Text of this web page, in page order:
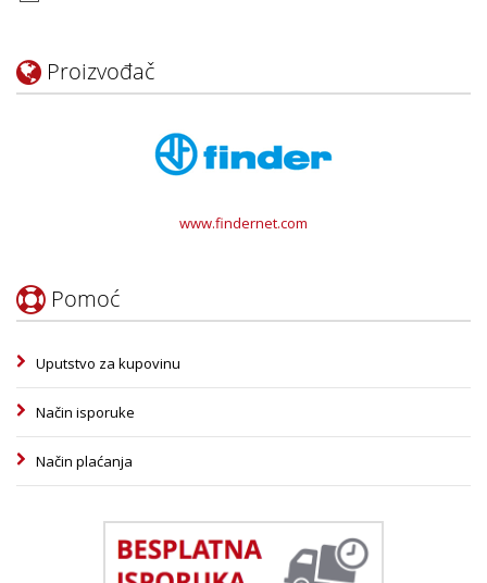
Proizvođač
www.findernet.com
Pomoć
Uputstvo za kupovinu
Način isporuke
Način plaćanja